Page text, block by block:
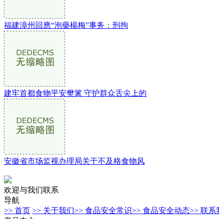
福建漳州回應“泡藥楊梅”事务：刑拘
建牢首都食物平安樊篱 守护群众舌尖上的
安徽省市场监视办理局关于不及格食物风
欢迎与我们联系
导航
>> 首页 >> 关于我们>> 食品安全常识>> 食品安全动态>> 联系